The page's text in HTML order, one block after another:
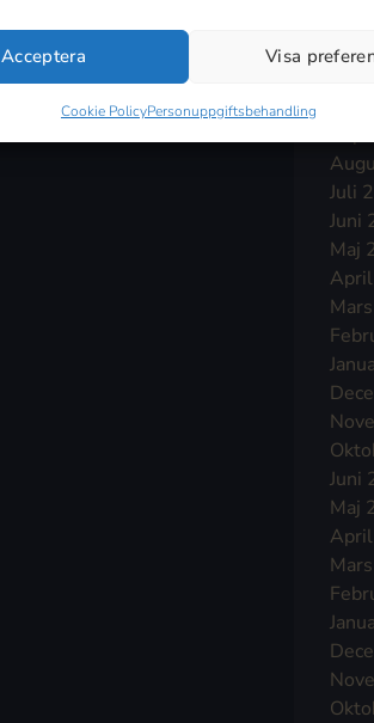
Acceptera Visa
Cookie PolicyPersonuppgiftsbehandling
Juli
Juni
Maj
Juni
Maj